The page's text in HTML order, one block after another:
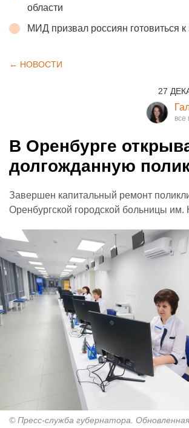
области
МИД призвал россиян готовиться
← НОВОСТИ
27
В Оренбурге
долгожданную
Завершен капитальный ремонт
Оренбургской городской больницы
© Пресс-служба губернатора.